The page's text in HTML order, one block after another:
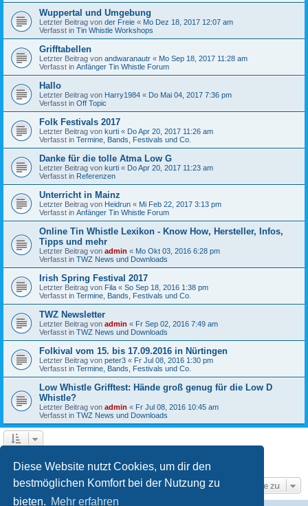
Diese Website nutzt Cookies, um dir den
bestmöglichen Komfort bei der Nutzung zu
bieten. Mehr erfahren
Wuppertal und Umgebung
Letzter Beitrag von der Freie « Mo Dez 18, 2017 12:07 am
Verfasst in Tin Whistle Workshops
Grifftabellen
Letzter Beitrag von andwaranautr « Mo Sep 18, 2017 11:28 am
Verfasst in Anfänger Tin Whistle Forum
Hallo
Letzter Beitrag von Harry1984 « Do Mai 04, 2017 7:36 pm
Verfasst in Off Topic
Folk Festivals 2017
Letzter Beitrag von kurti « Do Apr 20, 2017 11:26 am
Verfasst in Termine, Bands, Festivals und Co.
Danke für die tolle Atma Low G
Letzter Beitrag von kurti « Do Apr 20, 2017 11:23 am
Verfasst in Referenzen
Unterricht in Mainz
Letzter Beitrag von Heidrun « Mi Feb 22, 2017 3:13 pm
Verfasst in Anfänger Tin Whistle Forum
Online Tin Whistle Lexikon - Know How, Hersteller, Infos,
Tipps und mehr
Letzter Beitrag von admin « Mo Okt 03, 2016 6:28 pm
Verfasst in TWZ News und Downloads
Irish Spring Festival 2017
Letzter Beitrag von Fila « So Sep 18, 2016 1:38 pm
Verfasst in Termine, Bands, Festivals und Co.
TWZ Newsletter
Letzter Beitrag von admin « Fr Sep 02, 2016 7:49 am
Verfasst in TWZ News und Downloads
Folkival vom 15. bis 17.09.2016 in Nürtingen
Letzter Beitrag von peter3 « Fr Jul 08, 2016 1:30 pm
Verfasst in Termine, Bands, Festivals und Co.
Low Whistle Grifftest: Hände groß genug für die Low D
Whistle?
Letzter Beitrag von admin « Fr Jul 08, 2016 10:45 am
Verfasst in TWZ News und Downloads
Gehe zu